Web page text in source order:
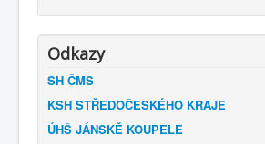
Odkazy
SH ČMS
KSH STŘEDOČESKÉHO KRAJE
ÚHŠ JÁNSKĚ KOUPELE